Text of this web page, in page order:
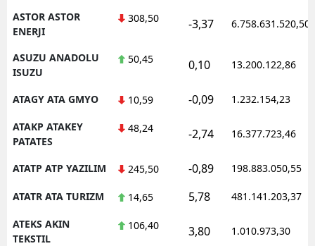
ASTOR ASTOR
ENERJI
308,50 -3,37 6.758.631.520,50
ASUZU ANADOLU
ISUZU
50,45 0,10 13.200.122,86
ATAGY ATA GMYO 10,59 -0,09 1.232.154,23
ATAKP ATAKEY
PATATES
48,24 -2,74 16.377.723,46
ATATP ATP YAZILIM 245,50 -0,89 198.883.050,55
ATATR ATA TURIZM 14,65 5,78 481.141.203,37
ATEKS AKIN
TEKSTIL
106,40 3,80 1.010.973,30